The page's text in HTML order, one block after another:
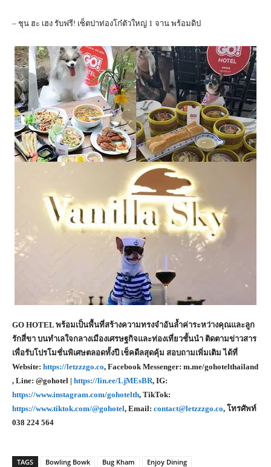
– ชุน ฮะ เฮง รับฟรี! เซ็ตปาท่องโก๋ตัวใหญ่ 1 จาน พร้อมดิป
GO HOTEL พร้อมเป็นพื้นที่สร้างความทรงจำอันล้ำค่าระหว่างคุณและลูก
รักสี่ขา บนทำเลใจกลางเมืองเศรษฐกิจและท่องเที่ยวชั้นนำ ติดตามข่าวสาร
เพื่อรับโปรโมชั่นพิเศษตลอดทั้งปี เช็คดีลสุดคุ้ม สอบถามเพิ่มเติม ได้ที่
Website: https://letzzzgo.co, Facebook Messenger: m.me/gohotelthailand
, Line: @gohotel | https://lin.ee/LjMEsBR, IG:
https://www.instagram.com/gohotelth, TikTok:
https://www.tiktok.com/@gohotel, Email: contact@letzzzgo.co, โทรศัพท์
038 224 564
TAGS Bowling Bowk Bug Kham
Enjoy Dining